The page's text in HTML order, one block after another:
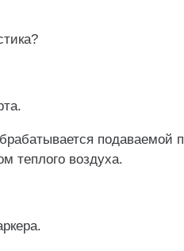
теплого воздуха.